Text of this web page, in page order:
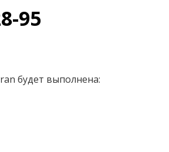
95
будет выполнена: